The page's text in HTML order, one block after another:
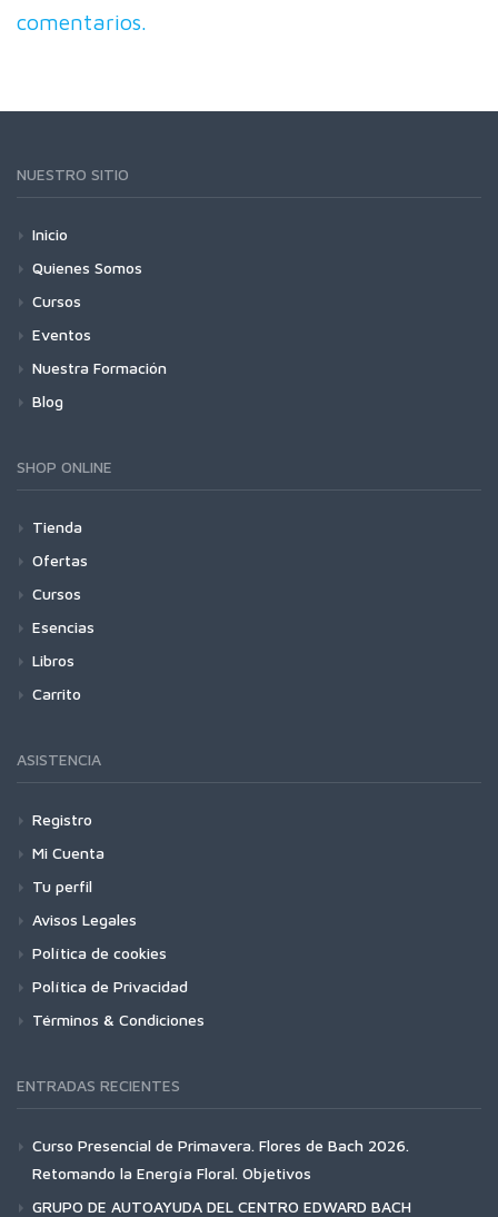
comentarios.
NUESTRO SITIO
Inicio
Quienes Somos
Cursos
Eventos
Nuestra Formación
Blog
SHOP ONLINE
Tienda
Ofertas
Cursos
Esencias
Libros
Carrito
ASISTENCIA
Registro
Mi Cuenta
Tu perfil
Avisos Legales
Política de cookies
Política de Privacidad
Términos & Condiciones
ENTRADAS RECIENTES
Curso Presencial de Primavera. Flores de Bach 2026.
Retomando la Energía Floral. Objetivos
GRUPO DE AUTOAYUDA DEL CENTRO EDWARD BACH